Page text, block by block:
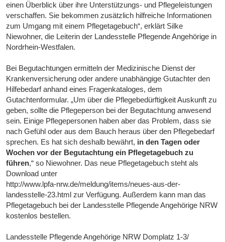
einen Überblick über ihre Unterstützungs- und Pflegeleistungen
verschaffen. Sie bekommen zusätzlich hilfreiche Informationen
zum Umgang mit einem Pflegetagebuch“, erklärt Silke
Niewohner, die Leiterin der Landesstelle Pflegende Angehörige in
Nordrhein-Westfalen.
Bei Begutachtungen ermitteln der Medizinische Dienst der
Krankenversicherung oder andere unabhängige Gutachter den
Hilfebedarf anhand eines Fragenkataloges, dem
Gutachtenformular. „Um über die Pflegebedürftigkeit Auskunft zu
geben, sollte die Pflegeperson bei der Begutachtung anwesend
sein. Einige Pflegepersonen haben aber das Problem, dass sie
nach Gefühl oder aus dem Bauch heraus über den Pflegebedarf
sprechen. Es hat sich deshalb bewährt, in den Tagen oder
Wochen vor der Begutachtung ein Pflegetagebuch zu
führen,“ so Niewohner. Das neue Pflegetagebuch steht als
Download unter
http://www.lpfa-nrw.de/meldung/items/neues-aus-der-
landesstelle-23.html zur Verfügung. Außerdem kann man das
Pflegetagebuch bei der Landesstelle Pflegende Angehörige NRW
kostenlos bestellen.
Landesstelle Pflegende Angehörige NRW Domplatz 1-3/